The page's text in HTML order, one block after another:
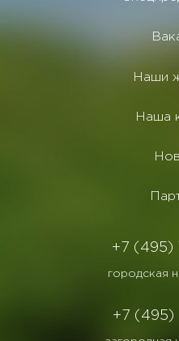
Наши
Наша
+7 (495)
городская
+7 (495)